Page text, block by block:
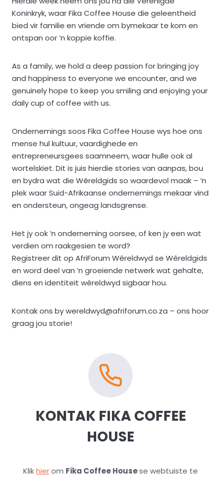
Koninkryk, waar Fika Coffee House die geleentheid
bied vir familie en vriende om bymekaar te kom en
ontspan oor ‘n koppie koffie.
As a family, we hold a deep passion for bringing joy
and happiness to everyone we encounter, and we
genuinely hope to keep you smiling and enjoying your
daily cup of coffee with us.
Ondernemings soos Fika Coffee House wys hoe ons
mense hul kultuur, vaardighede en
entrepreneursgees saamneem, waar hulle ook al
wortelskiet. Dit is juis hierdie stories van aanpas, bou
en bydra wat die Wêreldgids so waardevol maak – ’n
plek waar Suid-Afrikaanse ondernemings mekaar vind
en ondersteun, ongeag landsgrense.
Het jy ook ’n onderneming oorsee, of ken jy een wat
verdien om raakgesien te word?
Registreer dit op AfriForum Wêreldwyd se Wêreldgids
en word deel van ’n groeiende netwerk wat gehalte,
diens en identiteit wêreldwyd sigbaar hou.
Kontak ons by wereldwyd@afriforum.co.za – ons hoor
graag jou storie!
KONTAK FIKA COFFEE
HOUSE
Klikhierom Fika Coffee Housese webtuiste te